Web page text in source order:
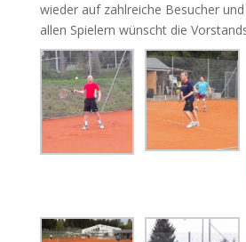
wieder auf zahlreiche Besucher
allen Spielern wünscht die